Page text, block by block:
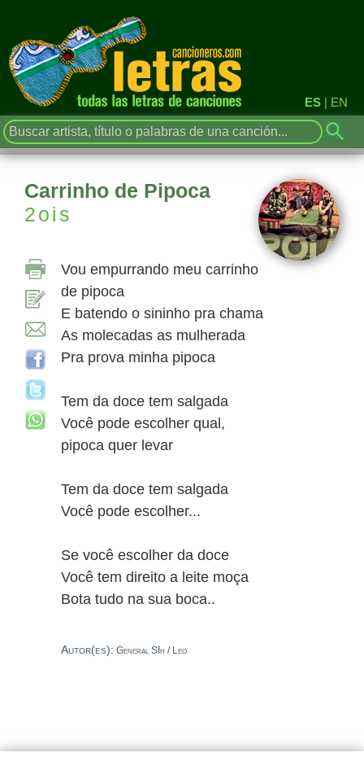
ES | EN
Carrinho de Pipoca
2ois
Vou empurrando meu carrinho
de pipoca
E batendo o sininho pra chama
As molecadas as mulherada
Pra prova minha pipoca
Tem da doce tem salgada
Você pode escolher qual,
pipoca quer levar
Tem da doce tem salgada
Você pode escolher...
Se você escolher da doce
Você tem direito a leite moça
Bota tudo na sua boca..
Autor(es): General SIh / Leo